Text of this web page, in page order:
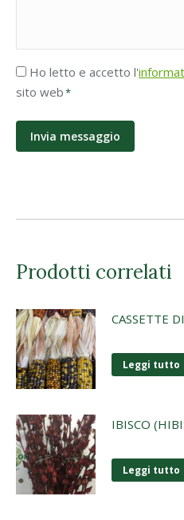
Accettazione
Privacy
Ho letto e accetto l'
sito web*
Prodotti correlati
CASSETTE
Leggi tutto
IBISCO
Leggi tutto